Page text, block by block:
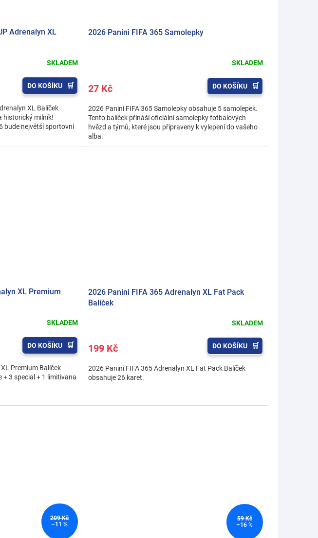
Adrenalyn XL
SKLADEM
DO KOŠÍKU
XL Balíček
historický milník!
bude největší sportovní
2026 Panini FIFA 365 Samolepky
SKLADEM
27 Kč DO KOŠÍKU
2026 Panini FIFA 365 Samolepky obsahuje 5 samolepek.
Tento balíček přináší oficiální samolepky fotbalových
hvězd a týmů, které jsou připraveny k vylepení do vašeho
alba.
XL Premium
SKLADEM
DO KOŠÍKU
Premium Balíček
+ 3 special + 1 limitivana
2026 Panini FIFA 365 Adrenalyn XL Fat Pack
Balíček
SKLADEM
199 Kč DO KOŠÍKU
2026 Panini FIFA 365 Adrenalyn XL Fat Pack Balíček
obsahuje 26 karet.
209 Kč
–11 %
59 Kč
–16 %